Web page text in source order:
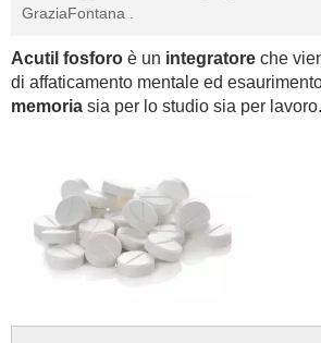
GASTRONOMIA
SESSO
BAMBINO
GraziaFontana
Acutil fosforo è un integratore che
di affaticamento mentale ed
memoria sia per lo studio sia per lavoro.